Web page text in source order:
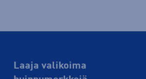
Laaja valikoima